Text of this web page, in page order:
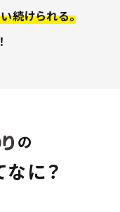
続けられる。
の
なに？